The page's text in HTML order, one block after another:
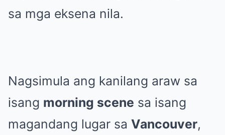
sa mga eksena nila.
Nagsimula ang kanilang araw sa
isang morning scene sa isang
magandang lugar sa Vancouver,